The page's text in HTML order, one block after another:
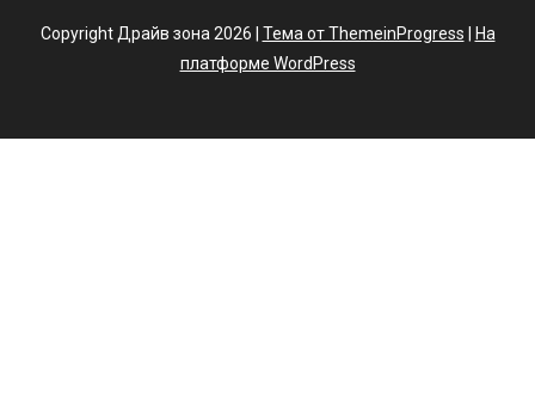
Copyright Драйв зона 2026 | Тема от ThemeinProgress
На
платформе WordPress